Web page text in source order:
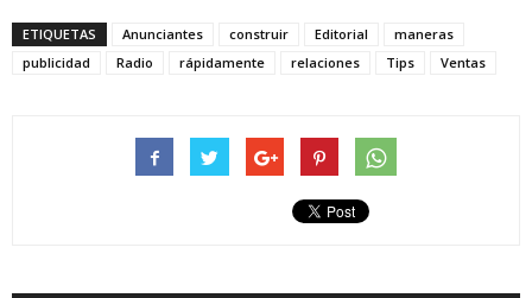
ETIQUETAS Anunciantes construir Editorial
maneras
publicidad
Radio rápidamente relaciones Tips Ventas